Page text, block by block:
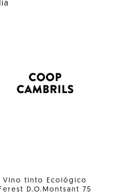
Vino tinto Ecológico
Ferest D.O.Montsant 75